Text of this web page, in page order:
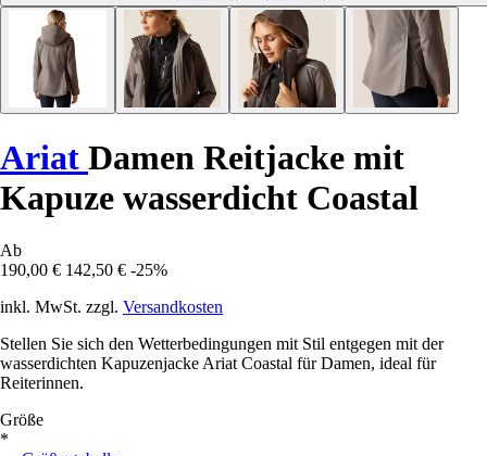
Ariat Damen Reitjacke mit
Kapuze wasserdicht Coastal
Ab
190,00 € 142,50 € -25%
inkl. MwSt. zzgl. Versandkosten
Stellen Sie sich den Wetterbedingungen mit Stil entgegen mit der
wasserdichten Kapuzenjacke Ariat Coastal für Damen, ideal für
Reiterinnen.
Größe
*